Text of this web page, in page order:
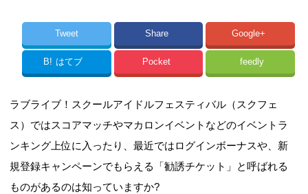
Tweet Share Google+
B! はてブ Pocket feedly
ラブライブ！スクールアイドルフェスティバル（スクフェ
ス）ではスコアマッチやマカロンイベントなどのイベントラ
ンキング上位に入ったり、最近ではログインボーナスや、新
規登録キャンペーンでもらえる「勧誘チケット」と呼ばれる
ものがあるのは知っていますか?